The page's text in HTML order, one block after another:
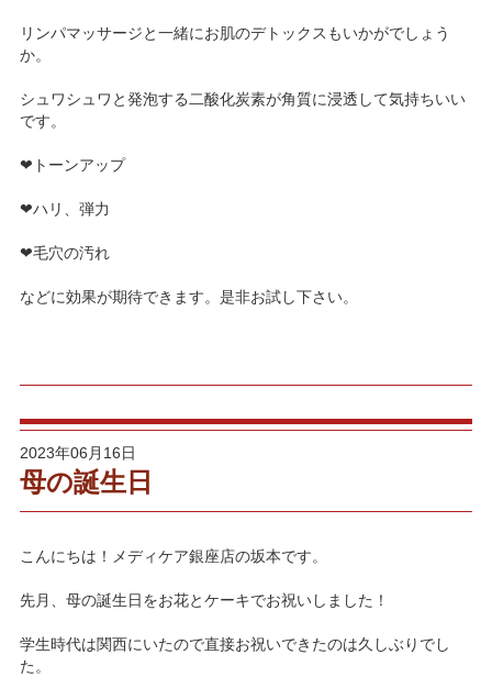
リンパマッサージと一緒にお肌のデトックスもいかがでしょう
か。
シュワシュワと発泡する二酸化炭素が角質に浸透して気持ちいい
です。
❤トーンアップ
❤ハリ、弾力
❤毛穴の汚れ
などに効果が期待できます。是非お試し下さい。
2023年06月16日
母の誕生日
こんにちは！メディケア銀座店の坂本です。
先月、母の誕生日をお花とケーキでお祝いしました！
学生時代は関西にいたので直接お祝いできたのは久しぶりでし
た。